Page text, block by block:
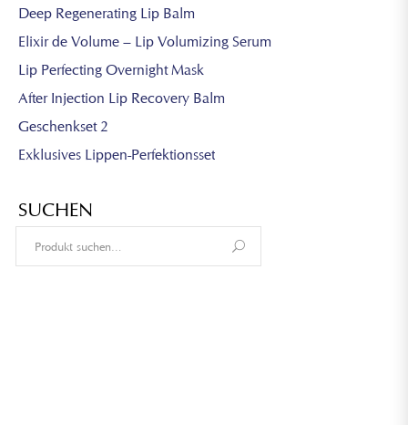
Deep Regenerating Lip Balm
Elixir de Volume – Lip Volumizing Serum
Lip Perfecting Overnight Mask
After Injection Lip Recovery Balm
Geschenkset 2
Exklusives Lippen-Perfektionsset
SUCHEN
for: